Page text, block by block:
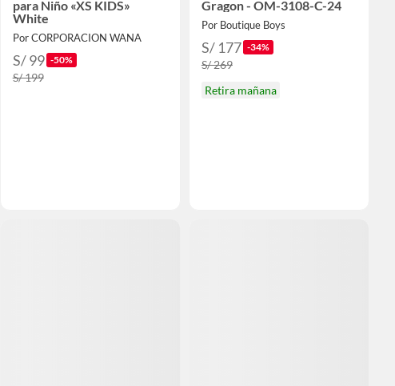
para Niño «XS KIDS»
White
Por CORPORACION WANA
S/ 99 -50%
S/ 199
Gragon - OM-3108-C-24
Por Boutique Boys
S/ 177 -34%
S/ 269
Retira mañana